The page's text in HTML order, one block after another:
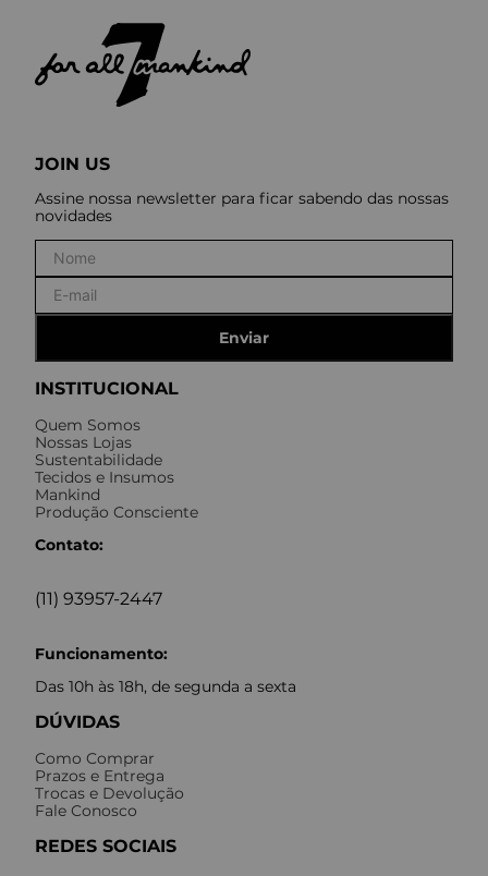
INSTITUCIONAL
Quem Somos
Nossas Lojas
Sustentabilidade
Tecidos e Insumos
Mankind
Produção Consciente
Contato:
(11) 93957-2447
Funcionamento:
Das 10h às 18h, de segunda a sexta
DÚVIDAS
Como Comprar
Prazos e Entrega
Trocas e Devolução
Fale Conosco
REDES SOCIAIS
JOIN US
Assine nossa newsletter para ficar sabendo das nossas
novidades
Enviar